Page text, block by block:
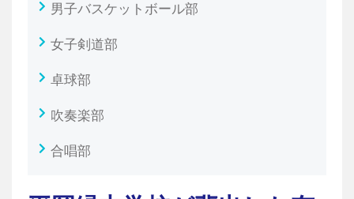
男子バスケットボール部
女子剣道部
卓球部
吹奏楽部
合唱部